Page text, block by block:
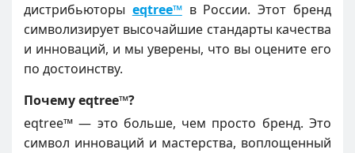
дистрибьюторы eqtree™в России. Этот бренд
символизирует высочайшие стандарты качества
и инноваций, и мы уверены, что вы оцените его
по достоинству.
Почему eqtree™?
eqtree™ — это больше, чем просто бренд. Это
символ инноваций и мастерства, воплощенный